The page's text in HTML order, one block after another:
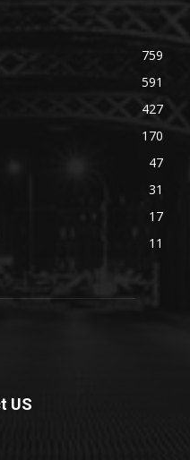
759
591
427
170
47
31
17
11
US